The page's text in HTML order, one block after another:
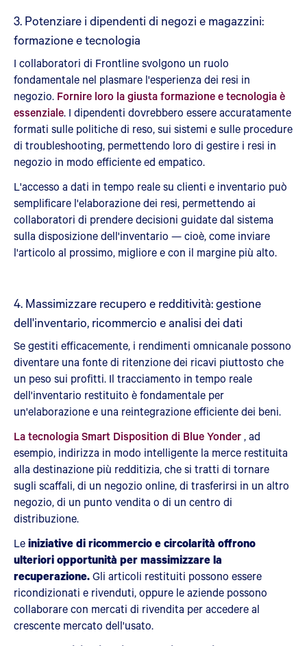
3. Potenziare i dipendenti di negozi e magazzini:
formazione e tecnologia
I collaboratori di Frontline svolgono un ruolo
fondamentale nel plasmare l'esperienza dei resi in
negozio. Fornire loro la giusta formazione e tecnologia è
essenziale. I dipendenti dovrebbero essere accuratamente
formati sulle politiche di reso, sui sistemi e sulle procedure
di troubleshooting, permettendo loro di gestire i resi in
negozio in modo efficiente ed empatico.
L'accesso a dati in tempo reale su clienti e inventario può
semplificare l'elaborazione dei resi, permettendo ai
collaboratori di prendere decisioni guidate dal sistema
sulla disposizione dell'inventario — cioè, come inviare
l'articolo al prossimo, migliore e con il margine più alto.
4. Massimizzare recupero e redditività: gestione
dell'inventario, ricommercio e analisi dei dati
Se gestiti efficacemente, i rendimenti omnicanale possono
diventare una fonte di ritenzione dei ricavi piuttosto che
un peso sui profitti. Il tracciamento in tempo reale
dell'inventario restituito è fondamentale per
un'elaborazione e una reintegrazione efficiente dei beni.
La tecnologia Smart Disposition di Blue Yonder, ad
esempio, indirizza in modo intelligente la merce restituita
alla destinazione più redditizia, che si tratti di tornare
sugli scaffali, di un negozio online, di trasferirsi in un altro
negozio, di un punto vendita o di un centro di
distribuzione.
Leiniziative di ricommercio e circolarità offrono
ulteriori opportunità per massimizzare la
recuperazione.Gli articoli restituiti possono essere
ricondizionati e rivenduti, oppure le aziende possono
collaborare con mercati di rivendita per accedere al
crescente mercato dell'usato.